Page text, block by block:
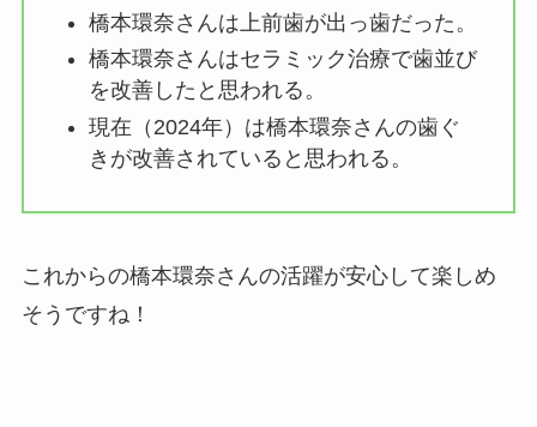
橋本環奈さんは上前歯が出っ歯だった。
橋本環奈さんはセラミック治療で歯並び
を改善したと思われる。
現在（2024年）は橋本環奈さんの歯ぐ
きが改善されていると思われる。
これからの橋本環奈さんの活躍が安心して楽しめ
そうですね！